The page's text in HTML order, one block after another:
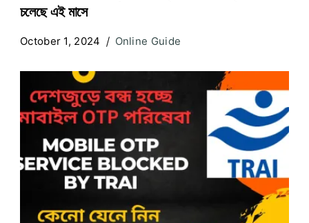
চলেছে এই মাসে
October 1, 2024 Online Guide